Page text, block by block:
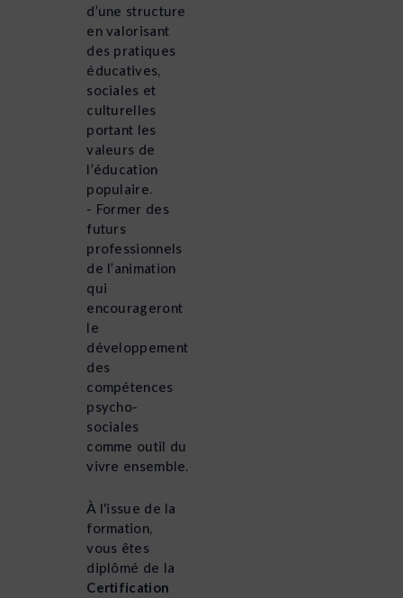
d’une structure
en valorisant
des pratiques
éducatives,
sociales et
culturelles
portant les
valeurs de
l’éducation
populaire.
- Former des
futurs
professionnels
de l’animation
qui
encourageront
le
développement
des
compétences
psycho-
sociales
comme outil du
vivre ensemble.
À l'issue de la
formation,
vous êtes
diplômé de la
Certification